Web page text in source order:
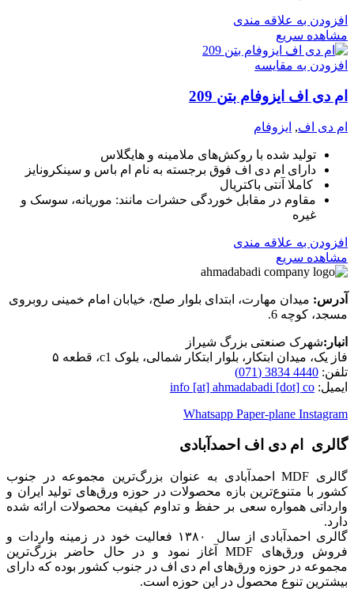
افزودن به علاقه مندی
مشاهده سریع
افزودن به مقایسه
ام دی اف ایزوفام بتن 209
ام دی اف, ایزوفام
تولید شده با روکش‌های ملامینه و هایگلاس
دارای ام دی اف فوق برجسته به نام ام باس و سینکرونایز
کاملا آنتی باکتریال
مقاوم در مقابل خوردگی حشرات مانند: موریانه، سوسک و
غیره
افزودن به علاقه مندی
مشاهده سریع
آدرس: میدان مهارت، ابتدای بلوار صلح، خیابان امام خمینی روبروی
مسجد، کوچه 6.
انبار:شهرک صنعتی بزرگ شیراز
فاز یک، میدان ابتکار، بلوار ابتکار شمالی، بلوک c1، قطعه ۵
تلفن: 4440 3834 (071)
ایمیل: info [at] ahmadabadi [dot] co
Whatsapp Paper-plane Instagram
گالری ام دی اف احمدآبادی
گالری MDF احمدآبادی به عنوان بزرگ‌ترین مجموعه در جنوب
کشور با متنوع‌ترین بازه محصولات در حوزه ورق‌های تولید ایران و
وارداتی همواره سعی بر حفظ و تداوم کیفیت محصولات ارائه شده
دارد.
گالری احمدآبادی از سال ۱۳۸۰ فعالیت خود در زمینه واردات و
فروش ورق‌های MDF‌ آغاز نمود و در حال حاضر بزرگ‌ترین
مجموعه در حوزه ورق‌های ام دی اف ‌در جنوب کشور بوده که دارای
بیشترین تنوع محصول در این حوزه است.